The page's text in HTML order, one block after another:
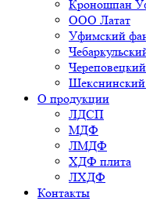
Кроношпан
ООО Латат
Уфимский
Шекснинский
О продукции
ЛДСП
МДФ
ЛМДФ
ХДФ плита
ЛХДФ
Контакты